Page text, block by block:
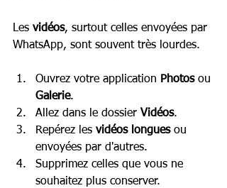
Les vidéos, surtout celles envoyées par
WhatsApp, sont souvent très lourdes.
Ouvrez votre application Photos ou
Galerie.
Allez dans le dossier Vidéos.
Repérez les vidéos longues ou
envoyées par d'autres.
Supprimez celles que vous ne
souhaitez plus conserver.